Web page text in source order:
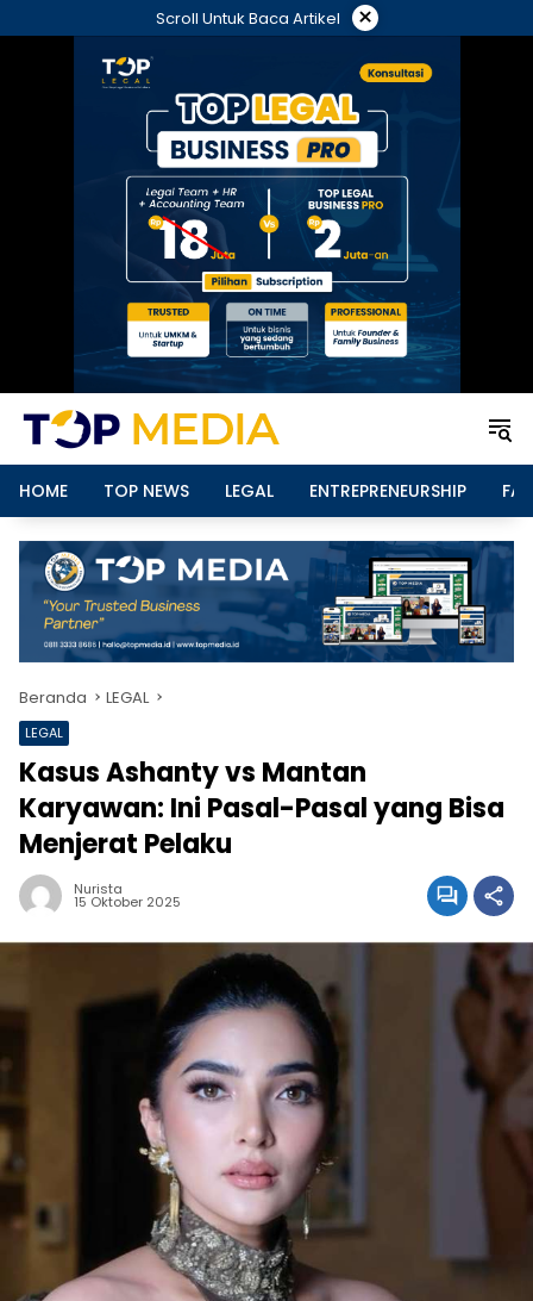
ke
Scroll Untuk Baca Artikel ×
HOME TOP NEWS LEGAL ENTREPRENEURSHIP
Beranda LEGAL
LEGAL
Kasus Ashanty vs Mantan
Karyawan: Ini Pasal-Pasal yang Bisa
Menjerat Pelaku
Nurista
15 Oktober 2025